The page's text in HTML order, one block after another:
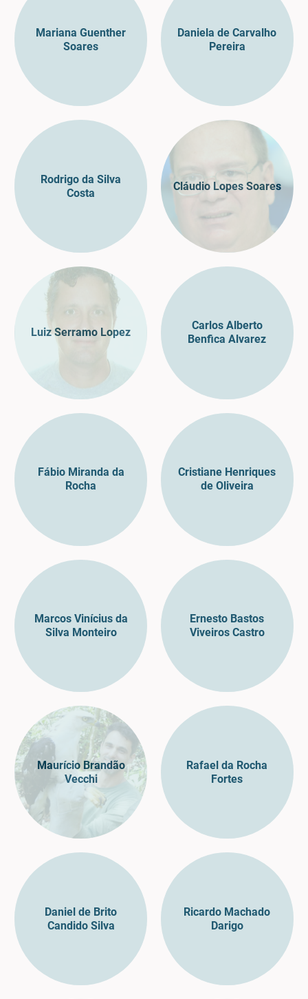
Mariana Guenther
Soares
Daniela de Carvalho
Pereira
Rodrigo da Silva
Costa
Cláudio Lopes Soares
Luiz Serramo Lopez
Carlos Alberto
Benfica Alvarez
Fábio Miranda da
Rocha
Cristiane Henriques
de Oliveira
Marcos Vinícius da
Silva Monteiro
Ernesto Bastos
Viveiros Castro
Maurício Brandão
Vecchi
Rafael da Rocha
Fortes
Daniel de Brito
Candido Silva
Ricardo Machado
Darigo